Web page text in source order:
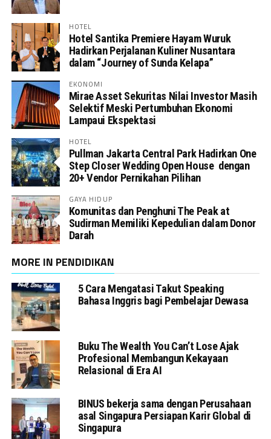
HOTEL
Hotel Santika Premiere Hayam Wuruk
Hadirkan Perjalanan Kuliner Nusantara
dalam “Journey of Sunda Kelapa”
EKONOMI
Mirae Asset Sekuritas Nilai Investor Masih
Selektif Meski Pertumbuhan Ekonomi
Lampaui Ekspektasi
HOTEL
Pullman Jakarta Central Park Hadirkan One
Step Closer Wedding Open House dengan
20+ Vendor Pernikahan Pilihan
GAYA HIDUP
Komunitas dan Penghuni The Peak at
Sudirman Memiliki Kepedulian dalam Donor
Darah
MORE IN PENDIDIKAN
5 Cara Mengatasi Takut Speaking
Bahasa Inggris bagi Pembelajar Dewasa
Buku The Wealth You Can’t Lose Ajak
Profesional Membangun Kekayaan
Relasional di Era AI
BINUS bekerja sama dengan Perusahaan
asal Singapura Persiapan Karir Global di
Singapura